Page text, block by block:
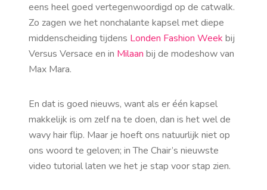
eens heel goed vertegenwoordigd op de catwalk.
Zo zagen we het nonchalante kapsel met diepe
middenscheiding tijdens Londen Fashion Week bij
Versus Versace en in Milaan bij de modeshow van
Max Mara.
En dat is goed nieuws, want als er één kapsel
makkelijk is om zelf na te doen, dan is het wel de
wavy hair flip. Maar je hoeft ons natuurlijk niet op
ons woord te geloven; in The Chair’s nieuwste
video tutorial laten we het je stap voor stap zien.